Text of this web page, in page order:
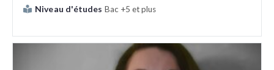
Niveau d'études Bac +5 et plus